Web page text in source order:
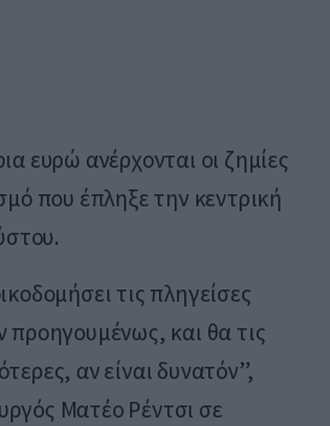
ευρώ ανέρχονται οι ζημίες
που έπληξε την κεντρική
τις πληγείσες
προηγουμένως, και θα τις
αν είναι δυνατόν”,
Ματέο Ρέντσι σε